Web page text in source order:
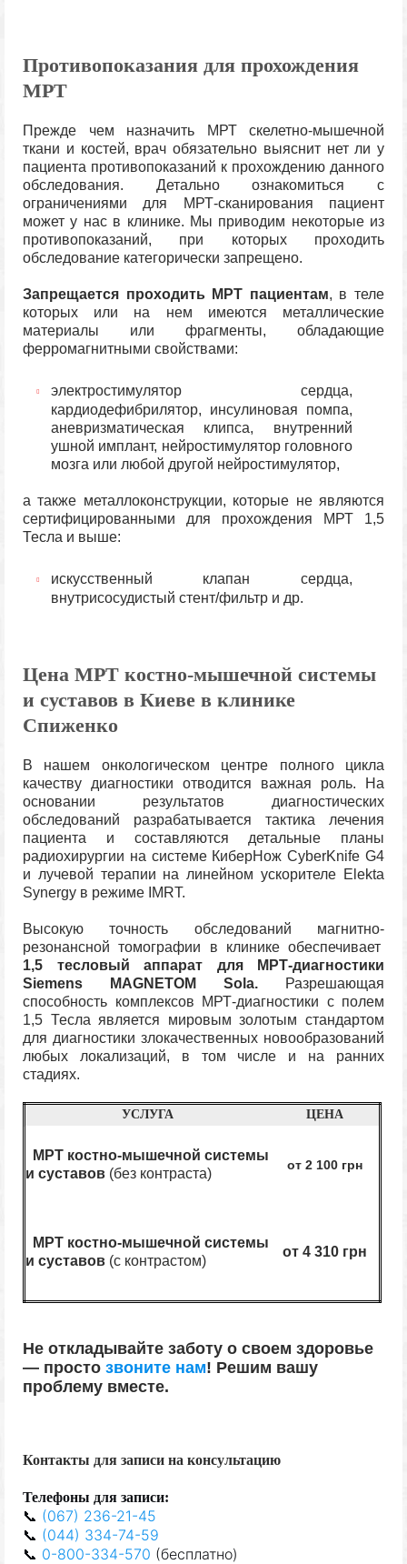
Противопоказания для прохождения
МРТ
Прежде чем назначить МРТ скелетно-мышечной
ткани и костей, врач обязательно выяснит нет ли у
пациента противопоказаний к прохождению данного
обследования. Детально ознакомиться с
ограничениями для МРТ-сканирования пациент
может у нас в клинике. Мы приводим некоторые из
противопоказаний, при которых проходить
обследование категорически запрещено.
Запрещается проходить МРТ пациентам, в теле
которых или на нем имеются металлические
материалы или фрагменты, обладающие
ферромагнитными свойствами:
электростимулятор сердца,
кардиодефибрилятор, инсулиновая помпа,
аневризматическая клипса, внутренний
ушной имплант, нейростимулятор головного
мозга или любой другой нейростимулятор,
а также металлоконструкции, которые не являются
сертифицированными для прохождения МРТ 1,5
Тесла и выше:
искусственный клапан сердца,
внутрисосудистый стент/фильтр и др.
Цена МРТ костно-мышечной системы
и суставов в Киеве в клинике
Спиженко
В нашем онкологическом центре полного цикла
качеству диагностики отводится важная роль. На
основании результатов диагностических
обследований разрабатывается тактика лечения
пациента и составляются детальные планы
радиохирургии на системе КиберНож CyberKnife G4
и лучевой терапии на линейном ускорителе Elekta
Synergy в режиме IMRT.
Высокую точность обследований магнитно-
резонансной томографии в клинике обеспечивает
1,5 тесловый аппарат
для МРТ-диагностики
Siemens MAGNETOM Sola. Разрешающая
способность комплексов МРТ-диагностики с полем
1,5 Тесла является мировым золотым стандартом
для диагностики злокачественных новообразований
любых локализаций, в том числе и на ранних
стадиях.
УСЛУГА ЦЕНА
МРТ костно-мышечной системы
и суставов (без контраста)
от 2 100 грн
МРТ костно-мышечной системы
и суставов (с контрастом)
от 4 310 грн
Не откладывайте заботу о своем здоровье
— просто звоните нам! Решим вашу
проблему вместе.
Контакты для записи на консультацию
Телефоны для записи:
📞 (067) 236-21-45
📞 (044) 334-74-59
📞 0-800-334-570 (бесплатно)